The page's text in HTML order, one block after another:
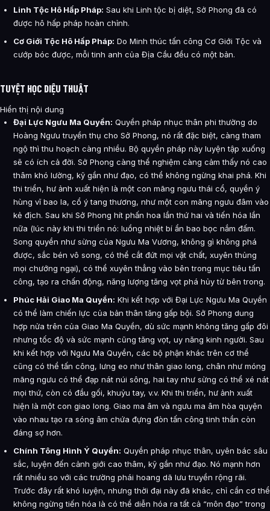
Linh Tộc Hô Hấp Pháp: Sau khi Linh tộc bị diệt, Sở Phong đã có
được hô hấp pháp hoàn chỉnh.
Cơ Giới Tộc Hô Hấp Pháp: Do Minh thúc tấn công Cơ Giới Tộc và
cướp bóc được, mỗi tinh anh của Địa Cầu đều có một bản.
TUYỆT HỌC DIỆU THUẬT
Hiển thị nội dung
Đại Lực Ngưu Ma Quyền: Quyền pháp nhục thân phi thường do
Hoàng Ngưu truyền thụ cho Sở Phong, nó rất đặc biệt, càng tham
ngộ thì thu hoạch càng nhiều. Bộ quyền pháp này luyện tập xuống
sẽ có ích cả đời. Sở Phong càng thể nghiệm càng cảm thấy nó cao
thâm khó lường, kỹ gần như đạo, có thể không ngừng khai phá. Khi
thi triển, hư ảnh xuất hiện là một con mãng ngưu thái cổ, quyền ý
hùng vĩ bao la, cổ ý tang thương, như một con mãng ngưu đâm vào
kẻ địch. Sau khi Sở Phong hít phấn hoa lần thứ hai và tiến hóa lần
nữa (lúc này khi thi triển nó: luồng nhiệt bí ẩn bao bọc nắm đấm.
Song quyền như sừng của Ngưu Ma Vương, không gì không phá
được, sắc bén vô song, có thể cắt đứt mọi vật chất, xuyên thủng
mọi chướng ngại), có thể xuyên thẳng vào bên trong mục tiêu tấn
công, tạo ra chấn động, năng lượng tăng vọt phá hủy từ bên trong.
Phúc Hải Giao Ma Quyền: Khi kết hợp với Đại Lực Ngưu Ma Quyền
có thể làm chiến lực của bản thân tăng gấp bội. Sở Phong dung
hợp nửa trên của Giao Ma Quyền, dù sức mạnh không tăng gấp đôi
nhưng tốc độ và sức mạnh cũng tăng vọt, uy năng kinh người. Sau
khi kết hợp với Ngưu Ma Quyền, các bộ phận khác trên cơ thể
cũng có thể tấn công, lưng eo như thân giao long, chân như móng
mãng ngưu có thể đạp nát núi sông, hai tay như sừng có thể xé nát
mọi thứ, còn có đầu gối, khuỷu tay, v.v. Khi thi triển, hư ảnh xuất
hiện là một con giao long. Giao ma âm và ngưu ma âm hòa quyện
vào nhau tạo ra sóng âm chứa đựng đòn tấn công tinh thần còn
đáng sợ hơn.
Chính Tông Hình Ý Quyền: Quyền pháp nhục thân, uyên bác sâu
sắc, luyện đến cảnh giới cao thâm, kỹ gần như đạo. Nó mạnh hơn
rất nhiều so với các trường phái hoang dã lưu truyền rộng rãi.
Trước đây rất khó luyện, nhưng thời đại này đã khác, chỉ cần cơ thể
không ngừng tiến hóa là có thể diễn hóa ra tất cả “môn đạo” trong